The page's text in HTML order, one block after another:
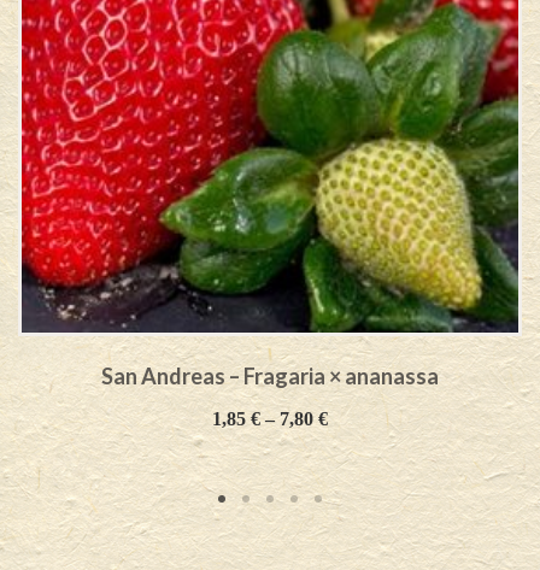
San Andreas – Fragaria × ananassa
1,85 €– 7,80 €